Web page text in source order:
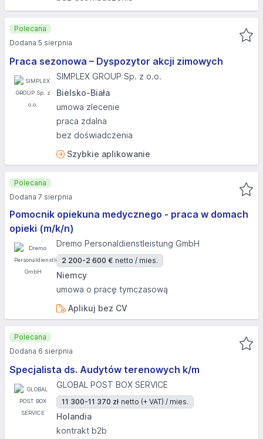
Praca sezonowa – Dyspozytor akcji zimowych
SIMPLEX GROUP Sp. z o.o.
Bielsko-Biała
umowa zlecenie
praca zdalna
bez doświadczenia
Szybkie aplikowanie
Polecana
Dodana 5 sierpnia
Pomocnik opiekuna medycznego - praca w domach
opieki (m/k/n)
Dremo Personaldienstleistung GmbH
2 200-2 600 € netto / mies.
Niemcy
umowa o pracę tymczasową
Aplikuj bez CV
Polecana
Dodana 7 sierpnia
Specjalista ds. Audytów terenowych k/m
GLOBAL POST BOX SERVICE
11 300-11 370 zł netto (+ VAT) / mies.
Holandia
kontrakt b2b
Polecana
Dodana 6 sierpnia